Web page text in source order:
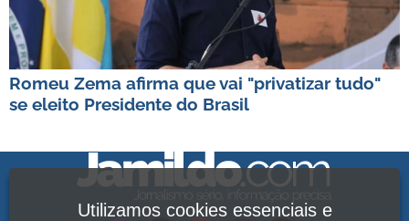
Romeu Zema afirma que vai "privatizar tudo"
se eleito Presidente do Brasil
Utilizamos cookies essenciais e